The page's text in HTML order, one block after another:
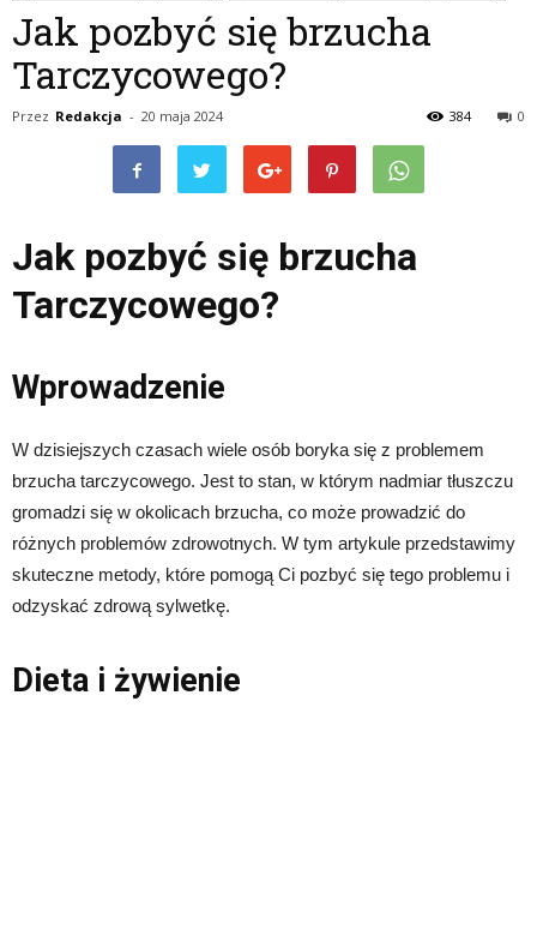
Jak pozbyć się brzucha
Tarczycowego?
Przez Redakcja - 20 maja 2024 0
384
Jak pozbyć się brzucha
Tarczycowego?
Wprowadzenie
W dzisiejszych czasach wiele osób boryka się z problemem
brzucha tarczycowego. Jest to stan, w którym nadmiar tłuszczu
gromadzi się w okolicach brzucha, co może prowadzić do
różnych problemów zdrowotnych. W tym artykule przedstawimy
skuteczne metody, które pomogą Ci pozbyć się tego problemu i
odzyskać zdrową sylwetkę.
Dieta i żywienie